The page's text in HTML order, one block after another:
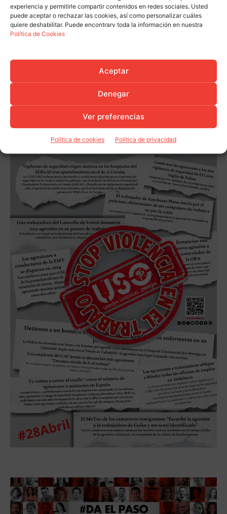
experiencia y permitirle compartir contenidos en redes sociales. Usted
puede aceptar o rechazar las cookies, así como personalizar cuáles
quiere deshabilitar. Puede encontrarv toda la información en nuestra
Política de Cookies
Aceptar
Denegar
Ver preferencias
Política de cookies Política de privacidad